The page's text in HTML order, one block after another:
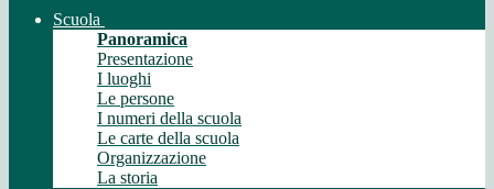
Scuola
Panoramica
Presentazione
I luoghi
Le persone
I numeri della scuola
Le carte della scuola
Organizzazione
La storia